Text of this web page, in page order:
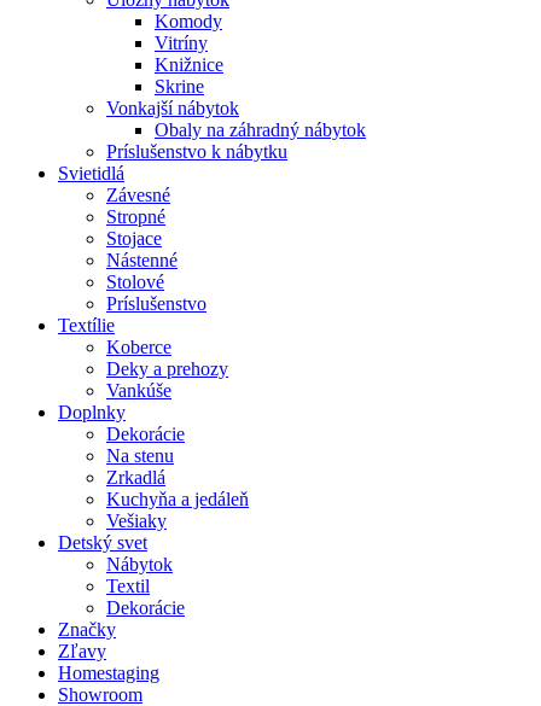
Komody
Vitríny
Knižnice
Skrine
Vonkajší nábytok
Obaly na záhradný nábytok
Príslušenstvo k nábytku
Svietidlá
Závesné
Stropné
Stojace
Nástenné
Stolové
Príslušenstvo
Textílie
Koberce
Deky a prehozy
Vankúše
Doplnky
Dekorácie
Na stenu
Zrkadlá
Kuchyňa a jedáleň
Vešiaky
Detský svet
Nábytok
Textil
Dekorácie
Značky
Zľavy
Homestaging
Showroom